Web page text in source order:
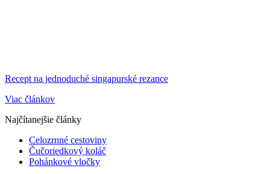
Recept na jednoduché singapurské rezance
Viac článkov
Najčítanejšie články
Celozrnné cestoviny
Čučoriedkový koláč
Pohánkové vločky